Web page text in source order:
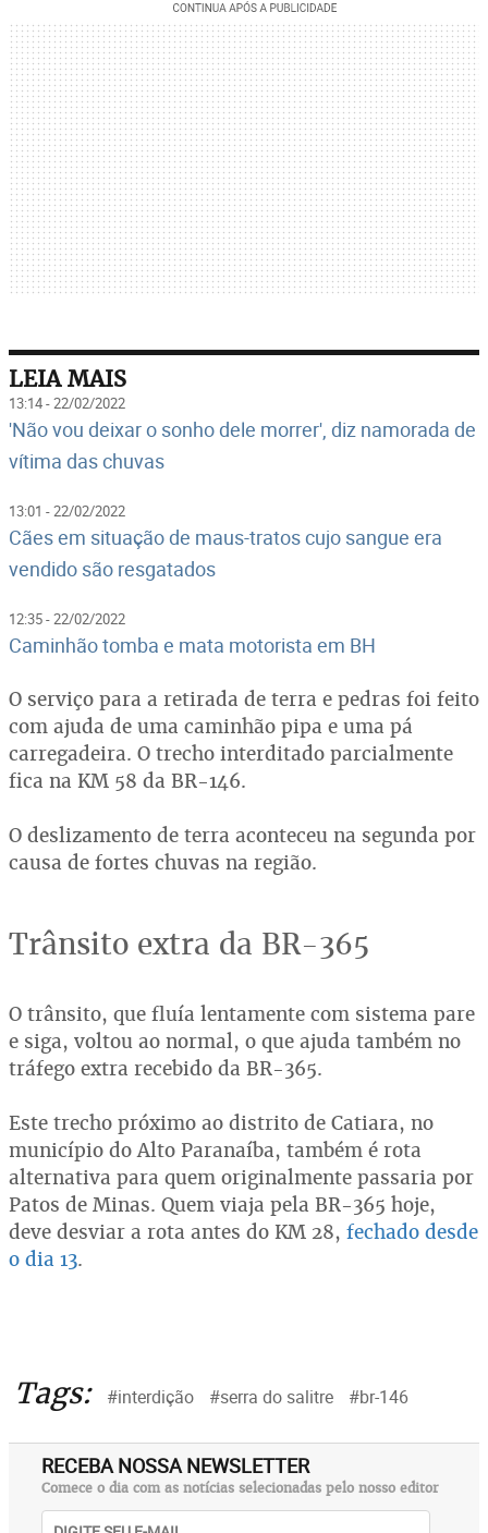
LEIA MAIS
13:14 - 22/02/2022
'Não vou deixar o sonho dele morrer', diz namorada de
vítima das chuvas
13:01 - 22/02/2022
Cães em situação de maus-tratos cujo sangue era
vendido são resgatados
12:35 - 22/02/2022
Caminhão tomba e mata motorista em BH
O serviço para a retirada de terra e pedras foi feito
com ajuda de uma caminhão pipa e uma pá
carregadeira. O trecho interditado parcialmente
fica na KM 58 da BR-146.
O deslizamento de terra aconteceu na segunda por
causa de fortes chuvas na região.
Trânsito extra da BR-365
O trânsito, que fluía lentamente com sistema pare
e siga, voltou ao normal, o que ajuda também no
tráfego extra recebido da BR-365.
Este trecho próximo ao distrito de Catiara, no
município do Alto Paranaíba, também é rota
alternativa para quem originalmente passaria por
Patos de Minas. Quem viaja pela BR-365 hoje,
deve desviar a rota antes do KM 28, fechado desde
o dia 13.
Tags: #interdição #serra do salitre #br-146
RECEBA NOSSA NEWSLETTER
Comece o dia com as notícias selecionadas pelo nosso editor